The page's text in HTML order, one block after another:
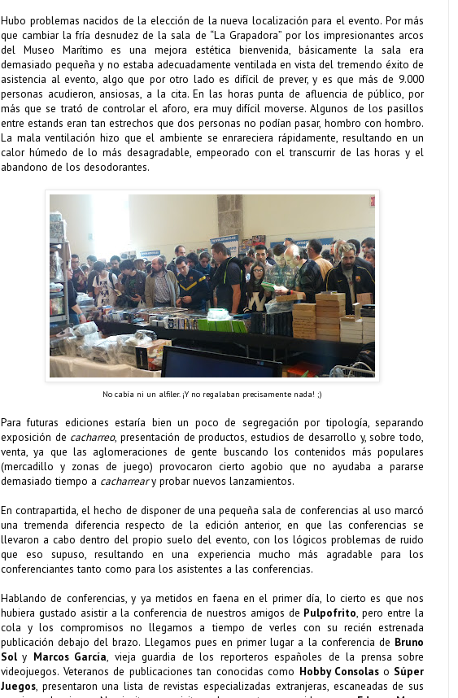
Hubo problemas nacidos de la elección de la nueva localización para el evento. Por más
que cambiar la fría desnudez de la sala de “La Grapadora” por los impresionantes arcos
del Museo Marítimo es una mejora estética bienvenida, básicamente la sala era
demasiado pequeña y no estaba adecuadamente ventilada en vista del tremendo éxito de
asistencia al evento, algo que por otro lado es difícil de prever, y es que más de 9.000
personas acudieron, ansiosas, a la cita. En las horas punta de afluencia de público, por
más que se trató de controlar el aforo, era muy difícil moverse. Algunos de los pasillos
entre estands eran tan estrechos que dos personas no podían pasar, hombro con hombro.
La mala ventilación hizo que el ambiente se enrareciera rápidamente, resultando en un
calor húmedo de lo más desagradable, empeorado con el transcurrir de las horas y el
abandono de los desodorantes.
No cabía ni un alfiler. ¡Y no regalaban precisamente nada! ;)
Para futuras ediciones estaría bien un poco de segregación por tipología, separando
exposición de cacharreo, presentación de productos, estudios de desarrollo y, sobre todo,
venta, ya que las aglomeraciones de gente buscando los contenidos más populares
(mercadillo y zonas de juego) provocaron cierto agobio que no ayudaba a pararse
demasiado tiempo a cacharreary probar nuevos lanzamientos.
En contrapartida, el hecho de disponer de una pequeña sala de conferencias al uso marcó
una tremenda diferencia respecto de la edición anterior, en que las conferencias se
llevaron a cabo dentro del propio suelo del evento, con los lógicos problemas de ruido
que eso supuso, resultando en una experiencia mucho más agradable para los
conferenciantes tanto como para los asistentes a las conferencias.
Hablando de conferencias, y ya metidos en faena en el primer día, lo cierto es que nos
hubiera gustado asistir a la conferencia de nuestros amigos de Pulpofrito, pero entre la
cola y los compromisos no llegamos a tiempo de verles con su recién estrenada
publicación debajo del brazo. Llegamos pues en primer lugar a la conferencia de Bruno
Soly Marcos García, vieja guardia de los reporteros españoles de la prensa sobre
videojuegos. Veteranos de publicaciones tan conocidas como Hobby Consolas o Súper
Juegos, presentaron una lista de revistas especializadas extranjeras, escaneadas de sus